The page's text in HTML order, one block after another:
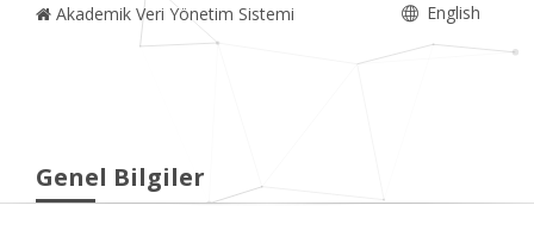
Akademik Veri Yönetim Sistemi English
Genel Bilgiler